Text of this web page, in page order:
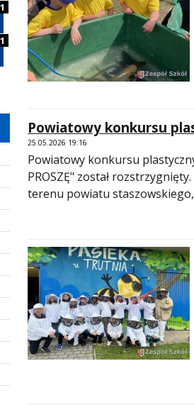
1
1
Powiatowy konkursu
25.05.2026 19:16
Powiatowy konkursu
PROSZĘ" został
terenu powiatu